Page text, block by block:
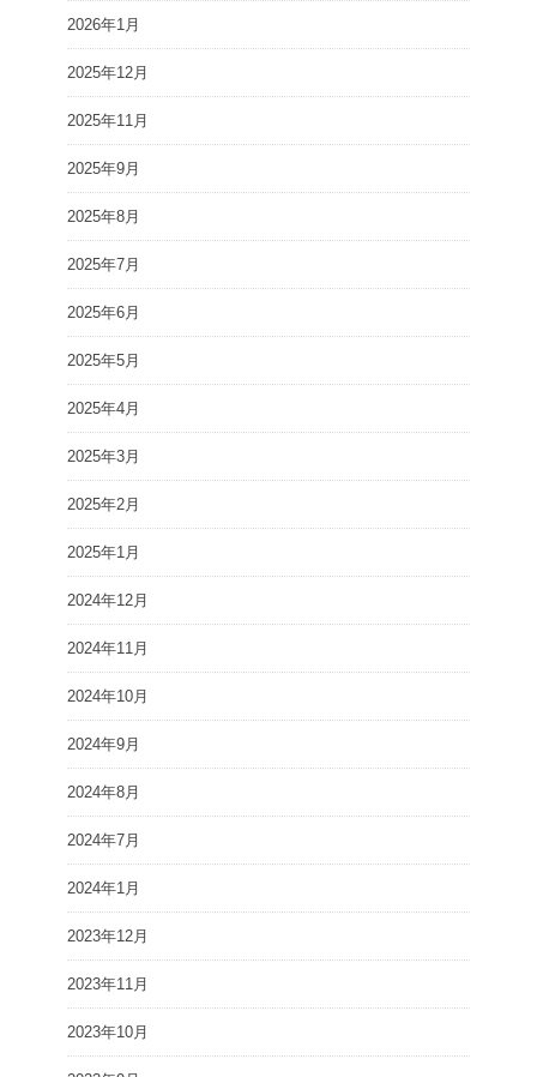
2026年1月
2025年12月
2025年11月
2025年9月
2025年8月
2025年7月
2025年6月
2025年5月
2025年4月
2025年3月
2025年2月
2025年1月
2024年12月
2024年11月
2024年10月
2024年9月
2024年8月
2024年7月
2024年1月
2023年12月
2023年11月
2023年10月